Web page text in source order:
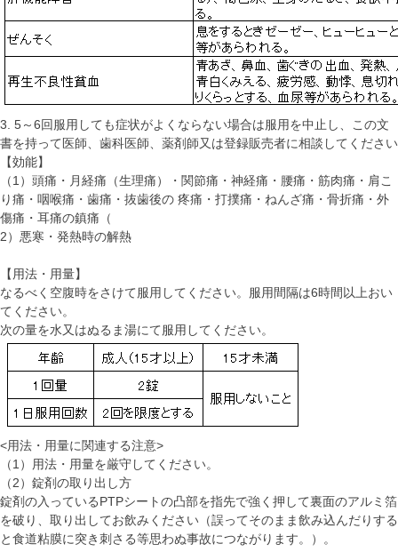
3. 5～6回服用しても症状がよくならない場合は服用を中止し、この文
書を持って医師、歯科医師、薬剤師又は登録販売者に相談してください
【効能】
（1）頭痛・月経痛（生理痛）・関節痛・神経痛・腰痛・筋肉痛・肩こ
り痛・咽喉痛・歯痛・抜歯後の 疼痛・打撲痛・ねんざ痛・骨折痛・外
傷痛・耳痛の鎮痛（
2）悪寒・発熱時の解熱
【用法・用量】
なるべく空腹時をさけて服用してください。服用間隔は6時間以上おい
てください。
次の量を水又はぬるま湯にて服用してください。
<用法・用量に関連する注意>
（1）用法・用量を厳守してください。
（2）錠剤の取り出し方
錠剤の入っているPTPシートの凸部を指先で強く押して裏面のアルミ箔
を破り、取り出してお飲みください（誤ってそのまま飲み込んだりする
と食道粘膜に突き刺さる等思わぬ事故につながります。）。